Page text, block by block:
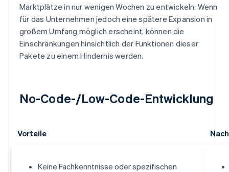
Marktplätze in nur wenigen Wochen zu entwickeln. Wenn
für das Unternehmen jedoch eine spätere Expansion in
großem Umfang möglich erscheint, können die
Einschränkungen hinsichtlich der Funktionen dieser
Pakete zu einem Hindernis werden.
No-Code-/Low-Code-Entwicklung
Vorteile
Keine Fachkenntnisse oder spezifischen